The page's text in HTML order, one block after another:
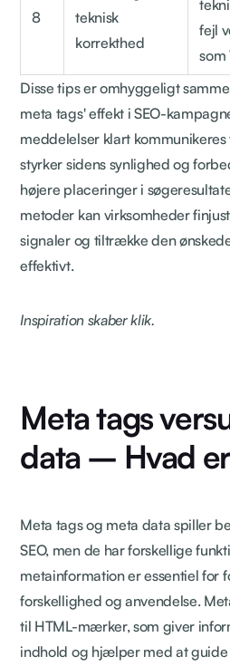
8
teknisk
korrekthed
fejl
som
Disse tips er omhyggeligt
meta tags' effekt i SEO-
meddelelser klart
styrker sidens synlighed og
højere placeringer i
metoder kan virksomheder
signaler og tiltrække den
effektivt.
Inspiration skaber klik.
Meta tags
data – Hvad
Meta tags og meta data spiller
SEO, men de har forskellige
metainformation er essentiel for
forskellighed og anvendelse.
til HTML-mærker, som giver
indhold og hjælper med at guide